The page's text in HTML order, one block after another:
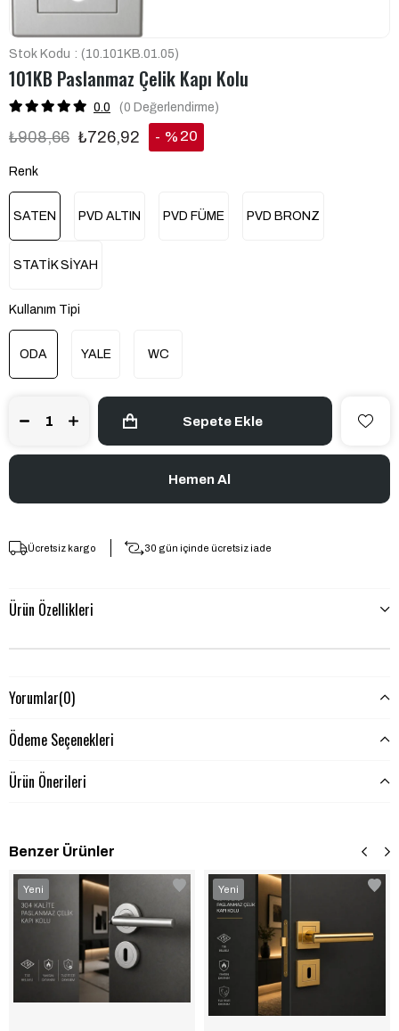
Stok Kodu (10.101KB.01.05)
101KB Paslanmaz Çelik Kapı Kolu
0.0 (0 Değerlendirme)
₺908,66 ₺726,92 % 20
Renk
SATEN PVD ALTIN PVD FÜME PVD BRONZ
STATİK SİYAH
Kullanım Tipi
ODA YALE WC
Ücretsiz kargo 30 gün içinde ücretsiz iade
Ürün Özellikleri
Yorumlar(0)
Ödeme Seçenekleri
Ürün Önerileri
Benzer Ürünler
Yeni
Ürün
Yeni
Ürün